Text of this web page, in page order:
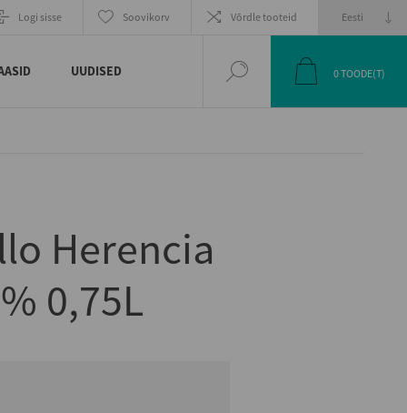
Logi sisse Soovikorv Võrdle tooteid
UUDISED 0TOODE(T)
EELMINEJÄRGMINE
Herencia
0,75L